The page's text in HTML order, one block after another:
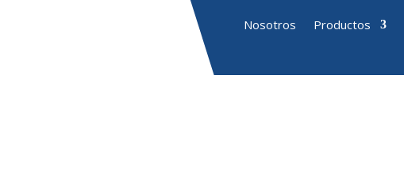
Nosotros Productos